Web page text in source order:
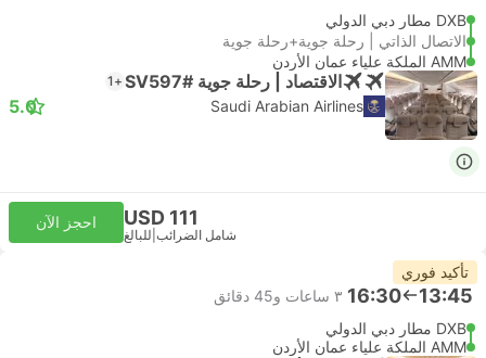
DXB مطار دبي الدولي
الاتصال الذاتي | رحلة جوية+رحلة جوية
AMM الملكة علياء عمان الأردن
الاقتصاد | رحلة جوية #SV597 +1
Saudi Arabian Airlines
5.0
USD 111
شامل الضرائب للبالغ
احجز الآن
تأكيد فوري
13:45
16:30 ٣ ساعات و‫45 دقائق
DXB مطار دبي الدولي
AMM الملكة علياء عمان الأردن